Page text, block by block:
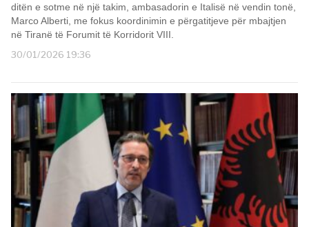
ditën e sotme në një takim, ambasadorin e Italisë në vendin tonë,
Marco Alberti, me fokus koordinimin e përgatitjeve për mbajtjen
në Tiranë të Forumit të Korridorit VIII.
30/01/2026 19:36